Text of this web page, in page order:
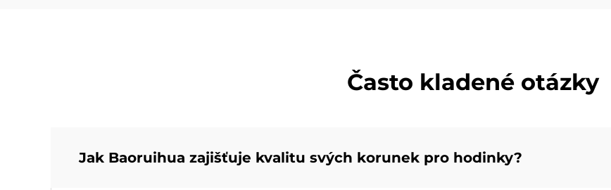
Často kladené otázky
Jak Baoruihua zajišťuje kvalitu svých korunek pro hodinky?